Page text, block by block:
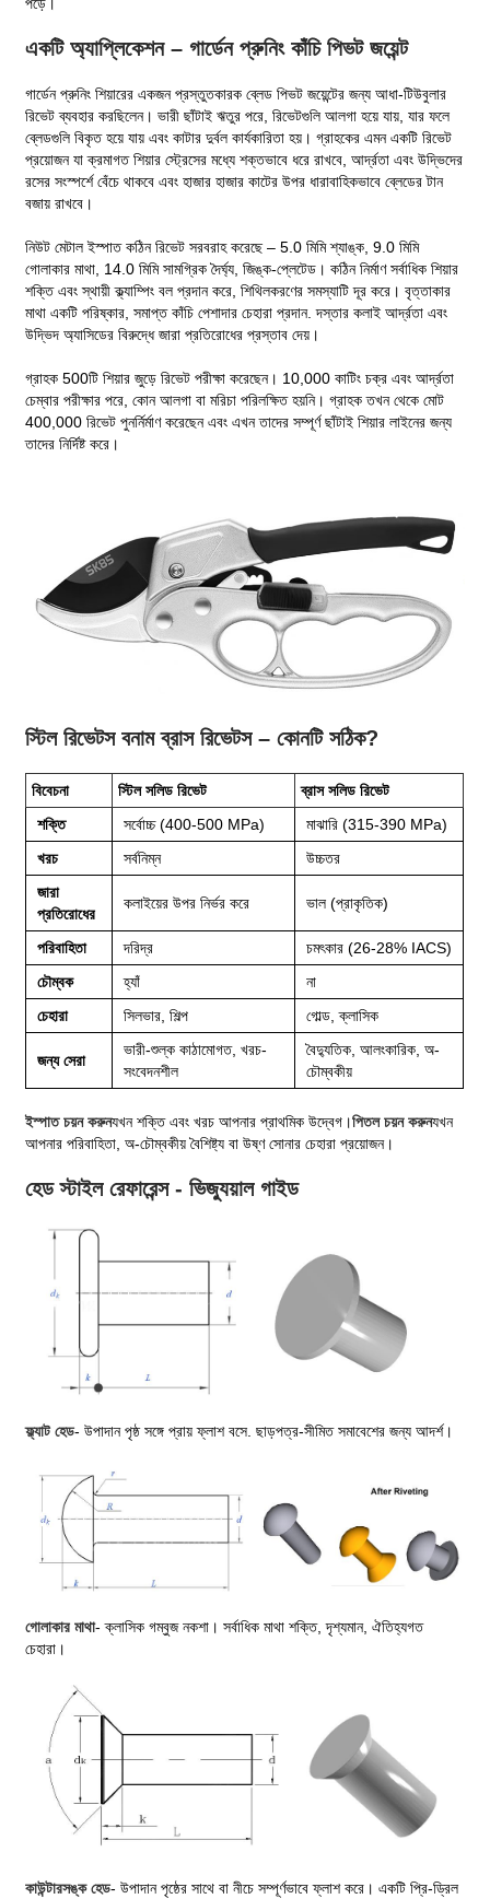
একটি অ্যাপ্লিকেশন – গার্ডেন প্রুনিং কাঁচি পিভট জয়েন্ট
গার্ডেন প্রুনিং শিয়ারের একজন প্রস্তুতকারক ব্লেড পিভট জয়েন্টের জন্য আধা-টিউবুলার
রিভেট ব্যবহার করছিলেন। ভারী ছাঁটাই ঋতুর পরে, রিভেটগুলি আলগা হয়ে যায়, যার ফলে
ব্লেডগুলি বিকৃত হয়ে যায় এবং কাটার দুর্বল কার্যকারিতা হয়। গ্রাহকের এমন একটি রিভেট
প্রয়োজন যা ক্রমাগত শিয়ার স্ট্রেসের মধ্যে শক্তভাবে ধরে রাখবে, আর্দ্রতা এবং উদ্ভিদের
রসের সংস্পর্শে বেঁচে থাকবে এবং হাজার হাজার কাটের উপর ধারাবাহিকভাবে ব্লেডের টান
বজায় রাখবে।
নিউট মেটাল ইস্পাত কঠিন রিভেট সরবরাহ করেছে – 5.0 মিমি শ্যাঙ্ক, 9.0 মিমি
গোলাকার মাথা, 14.0 মিমি সামগ্রিক দৈর্ঘ্য, জিঙ্ক-প্লেটেড। কঠিন নির্মাণ সর্বাধিক শিয়ার
শক্তি এবং স্থায়ী ক্ল্যাম্পিং বল প্রদান করে, শিথিলকরণের সমস্যাটি দূর করে। বৃত্তাকার
মাথা একটি পরিষ্কার, সমাপ্ত কাঁচি পেশাদার চেহারা প্রদান. দস্তার কলাই আর্দ্রতা এবং
উদ্ভিদ অ্যাসিডের বিরুদ্ধে জারা প্রতিরোধের প্রস্তাব দেয়।
গ্রাহক 500টি শিয়ার জুড়ে রিভেট পরীক্ষা করেছেন। 10,000 কাটিং চক্র এবং আর্দ্রতা
চেম্বার পরীক্ষার পরে, কোন আলগা বা মরিচা পরিলক্ষিত হয়নি। গ্রাহক তখন থেকে মোট
400,000 রিভেট পুনর্নির্মাণ করেছেন এবং এখন তাদের সম্পূর্ণ ছাঁটাই শিয়ার লাইনের জন্য
তাদের নির্দিষ্ট করে।
স্টিল রিভেটস বনাম ব্রাস রিভেটস – কোনটি সঠিক?
বিবেচনা স্টিল সলিড রিভেট
ব্রাস সলিড রিভেট
শক্তি
সর্বোচ্চ (400-500 MPa)
মাঝারি (315-390 MPa)
খরচ
সর্বনিম্ন
উচ্চতর
জারা
প্রতিরোধের
কলাইয়ের উপর নির্ভর করে ভাল (প্রাকৃতিক)
পরিবাহিতা দরিদ্র
চমৎকার (26-28% IACS)
চৌম্বক
হ্যাঁ
না
চেহারা
সিলভার, শিল্প গোল্ড, ক্লাসিক
জন্য সেরা
ভারী-শুল্ক কাঠামোগত, খরচ-
সংবেদনশীল
বৈদ্যুতিক, আলংকারিক, অ-
চৌম্বকীয়
ইস্পাত চয়ন করুনযখন শক্তি এবং খরচ আপনার প্রাথমিক উদ্বেগ।পিতল চয়ন করুনযখন
আপনার পরিবাহিতা, অ-চৌম্বকীয় বৈশিষ্ট্য বা উষ্ণ সোনার চেহারা প্রয়োজন।
হেড স্টাইল রেফারেন্স - ভিজ্যুয়াল গাইড
ফ্ল্যাট হেড- উপাদান পৃষ্ঠ সঙ্গে প্রায় ফ্লাশ বসে. ছাড়পত্র-সীমিত সমাবেশের জন্য আদর্শ।
গোলাকার মাথা- ক্লাসিক গম্বুজ নকশা। সর্বাধিক মাথা শক্তি, দৃশ্যমান, ঐতিহ্যগত
চেহারা।
কাউন্টারসঙ্ক হেড- উপাদান পৃষ্ঠের সাথে বা নীচে সম্পূর্ণভাবে ফ্লাশ করে। একটি প্রি-ড্রিল